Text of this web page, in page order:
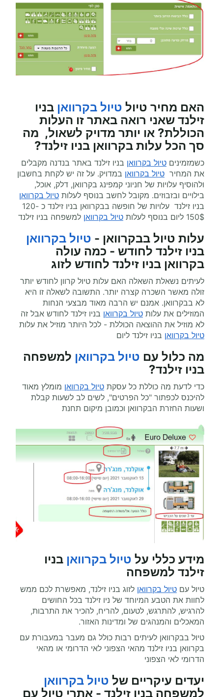
האם מחיר טיול טיול בקרוואן בניו
זילנד שאני רואה באתר זו העלות
הכוללת? או יותר מדויק לשאול, מה
סך הכל עלות בקרוואן בניו זילנד?
כשמזמינים טיול בקרוואן בניו זילנד באתר בנדנה מקבלים
את המחיר טיול בקרוואן במדויק. על זה יש לקחת בחשבון
ולהוסיף עלויות של חניוני קמפינג בקרוואן, דלק, אוכל,
בילויים ובזבוזים. מקובל לחשב בנוסף לעלות טיול בקרוואן
בניו זילנד עלויות של חופשה בבקרוואן בניו זילנד כ 120-
150$ ליום בנוסף לעלות
טיול בקרוואן למשפחה בניו זילנד
עלות טיול בבקרוואן - טיול בקרוואן
בניו זילנד לחודש - כמה עולה
בקרוואן בניו זילנד לחודש לזוג
לעיתים נשאלת השאלה האם עלות טיול קרוון לחודש יותר
זולה מאשר השכרה קצרה יותר. התשובה לשאלה זו היא
לא בבקרוואן. אמנם יש הרבה מאוד מבצעי הנחות
המוזילים את עלות טיול בקרוואן בניו זילנד לחודש אבל זה
לא מוזיל את ההוצאה הכוללת - לכל היותר מוזיל את עלות
טיול בקרוואן בניו זילנד ליום
מה כלול עם טיול בקרוואן למשפחה
בניו זילנד?
כדי לדעת מה כוללת כל עסקת טיול בקרוואן מומלץ מאוד
להיכנס לכפתור "כל הפרטים", לשים לב לשעות קבלת
ושעות החזרת הבקרוואן וכמובן מיקום תחנת
מידע כללי על טיול בקרוואן בניו
זילנד למשפחה
טיול עם טיול בקרוואן לזוג בניו זילנד, מאפשרת לכם ממש
לחוות את הטבע המיוחד של ניו זילנד בכל החושים
להרגיש, להתרגש, לטעום, להריח, להכיר את התרבות,
המאכלים והמנהגים של ומדינות האזור.
טיול בבקרוואן לעיתים רבות כולל גם מעבר במעבורת עם
בקרוואן בניו זילנד מהאי הצפוני לאי הדרומי או מהאי
הדרומי לאי הצפוני
יעדים עיקריים של טיול בקרוואן
למשפחה בניו זילנד - אתרי טיול עם